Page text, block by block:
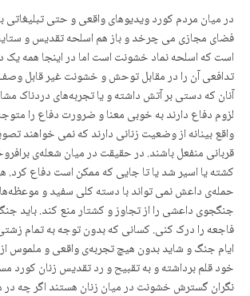
در میان مردم کورد ویدیوهای واقعی و حتی
فضای مجازی می چرخد و باز هم اسلحە تقدیس و
است کە اسلحە نماد خشونت است اما در اینجا همە
تدافعی آن را در مقابل توحش و خشونت غیر قابل
آنان کە دستی بر آتش داشتە و یا تجربەهای دردناک
لزوم دفاع دارند به خوبی معنا و ضرورت دفاع را
واقع بینانه از وضعیت زنانی دارند کە نمی خواهند
قربانی منفعل باشند. در حقیقت در میان شعلەی
کشتە یا اسیر شد یا تا جایی کە ممکن است دفاع
حملەی داعش نمی تواند با دستە کلی سفید و
جنگجوی داعشی را از تجاوز و کشتار منع کند. باید
فاجعە را درک کنی. کسانی کە بدون توجه بە تمام
ایام جنگ و شاید بدون هیچ تجربەی واقعی و ملموس
خود قلم برداشتە و بە تقبیح و رد تقدیس زنان کورد
نگران گسترش خشونت در میان زنان هستند اگر چە در